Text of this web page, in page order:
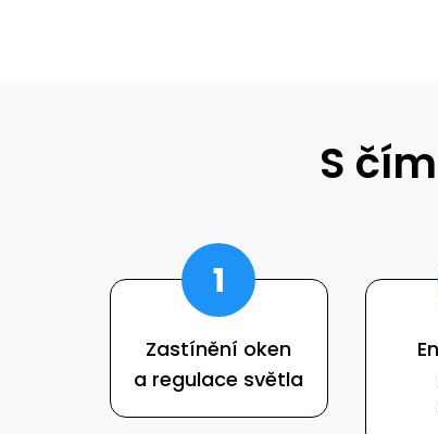
S
Zastínění oken
a regulace světla